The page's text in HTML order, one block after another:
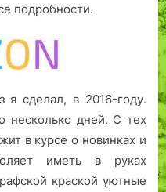
подробности.
я сделал, в 2016-году.
несколько дней. С тех
в курсе о новинках и
иметь в руках
краской уютные